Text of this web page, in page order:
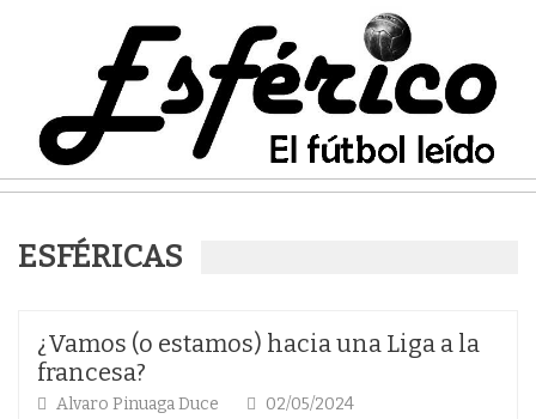
ESFÉRICAS
¿Vamos (o estamos) hacia una Liga a la
francesa?
Alvaro Pinuaga Duce 02/05/2024